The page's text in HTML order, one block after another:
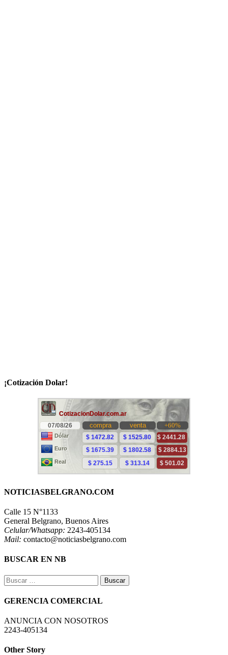
¡Cotización Dolar!
NOTICIASBELGRANO.COM
Calle 15 N°1133
General Belgrano, Buenos Aires
Celular/Whatsapp: 2243-405134
Mail: contacto@noticiasbelgrano.com
BUSCAR EN NB
Buscar:
GERENCIA COMERCIAL
ANUNCIA CON NOSOTROS
2243-405134
Other Story